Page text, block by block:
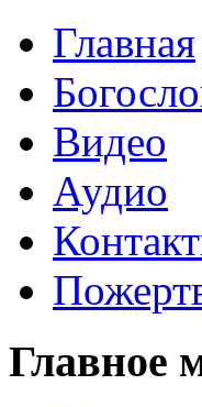
Главная
Видео
Аудио
Главное